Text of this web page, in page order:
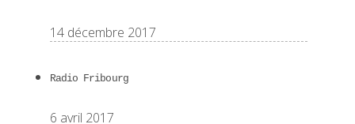
14 décembre 2017
Radio Fribourg
6 avril 2017